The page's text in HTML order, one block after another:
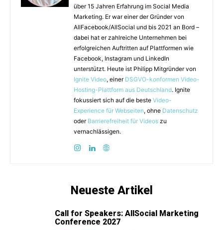
über 15 Jahren Erfahrung im Social Media
Marketing. Er war einer der Gründer von
AllFacebook/AllSocial und bis 2021 an Bord –
dabei hat er zahlreiche Unternehmen bei
erfolgreichen Auftritten auf Plattformen wie
Facebook, Instagram und LinkedIn
unterstützt. Heute ist Philipp Mitgründer von
Ignite Video, einer DSGVO-konformen Video-
Hosting-Plattform aus Deutschland. Ignite
fokussiert sich auf die beste Video-
Experience für Webseiten, ohne Datenschutz
oder Barrierefreiheit für Videos zu
vernachlässigen.
Neueste Artikel
Call for Speakers: AllSocial Marketing
Conference 2027